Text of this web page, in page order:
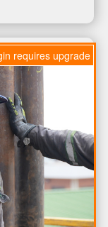
requires upgrade